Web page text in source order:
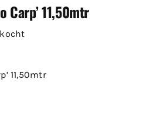
Carp’ 11,50mtr
11,50mtr